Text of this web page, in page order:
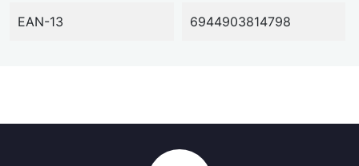
EAN-13 6944903814798